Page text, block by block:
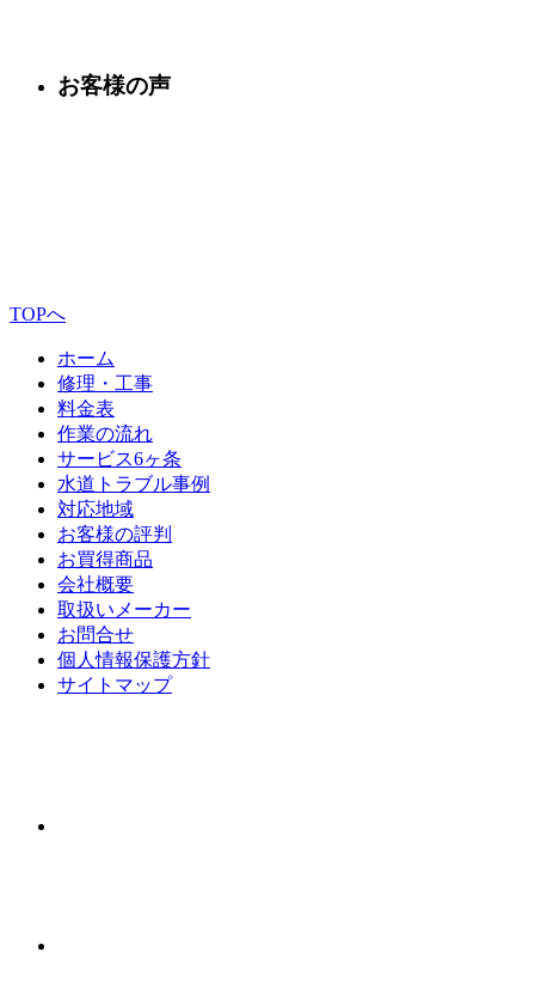
お客様の声
TOPへ
ホーム
修理・工事
料金表
作業の流れ
サービス6ヶ条
水道トラブル事例
対応地域
お客様の評判
お買得商品
会社概要
取扱いメーカー
お問合せ
個人情報保護方針
サイトマップ